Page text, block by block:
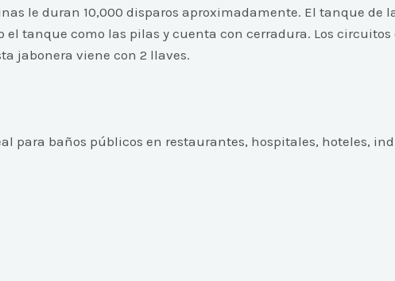
le duran 10,000 disparos aproximadamente. El tanque de
tanque como las pilas y cuenta con cerradura. Los
jabonera viene con 2 llaves.
para baños públicos en restaurantes, hospitales, hoteles,